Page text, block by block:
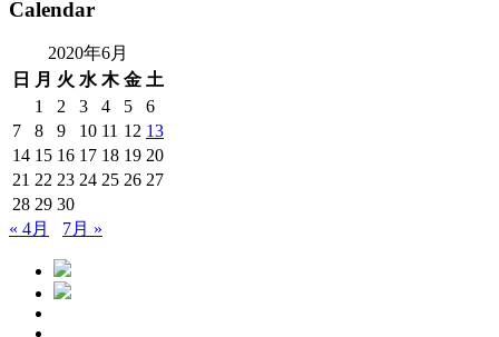
Calendar
2020年6月
日 月 火 水 木 金 土
1
2 3 4 5
6
7
8 9 10 11 12 13
14 15 16 17 18 19 20
21 22 23 24 25 26 27
28 29 30
« 4月
7月 »